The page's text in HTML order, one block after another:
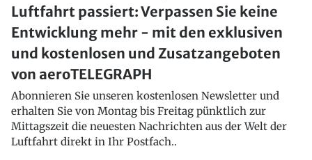
Luftfahrt passiert: Verpassen Sie keine
Entwicklung mehr - mit den exklusiven
und kostenlosen und Zusatzangeboten
von aeroTELEGRAPH
Abonnieren Sie unseren kostenlosen Newsletter und
erhalten Sie von Montag bis Freitag pünktlich zur
Mittagszeit die neuesten Nachrichten aus der Welt der
Luftfahrt direkt in Ihr Postfach..